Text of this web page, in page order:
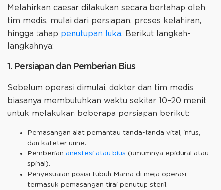
Melahirkan caesar dilakukan secara bertahap oleh
tim medis, mulai dari persiapan, proses kelahiran,
hingga tahap penutupan luka. Berikut langkah-
langkahnya:
1. Persiapan dan Pemberian Bius
Sebelum operasi dimulai, dokter dan tim medis
biasanya membutuhkan waktu sekitar 10–20 menit
untuk melakukan beberapa persiapan berikut:
Pemasangan alat pemantau tanda-tanda vital, infus,
dan kateter urine.
Pemberian anestesi atau bius (umumnya epidural atau
spinal).
Penyesuaian posisi tubuh Mama di meja operasi,
termasuk pemasangan tirai penutup steril.